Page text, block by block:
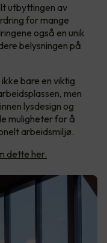
utbyttingen av
for mange
også en unik
belysningen på
bare en viktig
men
lysdesign og
muligheter for å
arbeidsmiljø.
dette her.